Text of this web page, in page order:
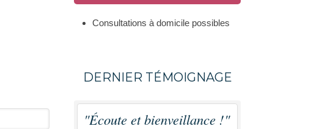
Consultations à domicile possibles
DERNIER TÉMOIGNAGE
"Écoute et bienveillance !"